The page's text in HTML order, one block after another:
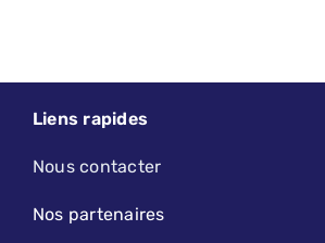
Liens rapides
Nous contacter
Nos partenaires